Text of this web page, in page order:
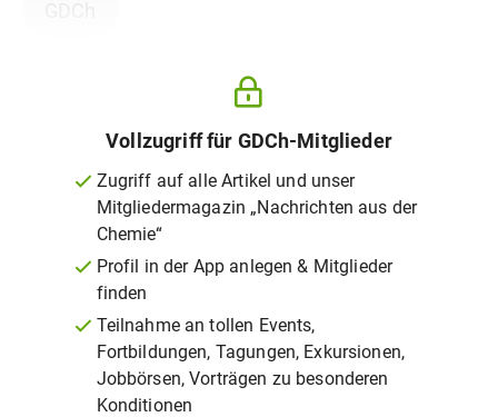
Vollzugriff für GDCh-Mitglieder
Zugriff auf alle Artikel und unser
Mitgliedermagazin „Nachrichten aus der
Chemie“
Profil in der App anlegen & Mitglieder
finden
Teilnahme an tollen Events,
Fortbildungen, Tagungen, Exkursionen,
Jobbörsen, Vorträgen zu besonderen
Konditionen